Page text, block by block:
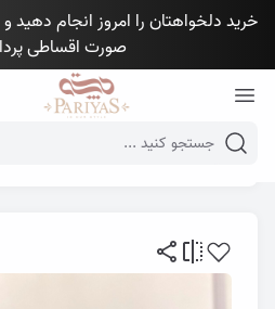
خرید دلخواهتان را امروز انجام دهید و
صورت اقساطی
Mobile header search
گالری پری یاس